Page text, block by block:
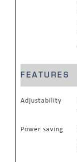
FEATURES
Adjustability
Power saving